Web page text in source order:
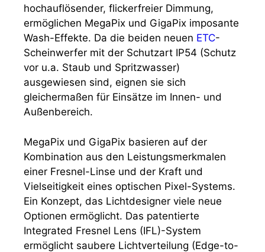
hochauflösender, flickerfreier Dimmung,
ermöglichen MegaPix und GigaPix imposante
Wash-Effekte. Da die beiden neuen ETC-
Scheinwerfer mit der Schutzart IP54 (Schutz
vor u.a. Staub und Spritzwasser)
ausgewiesen sind, eignen sie sich
gleichermaßen für Einsätze im Innen- und
Außenbereich.
MegaPix und GigaPix basieren auf der
Kombination aus den Leistungsmerkmalen
einer Fresnel-Linse und der Kraft und
Vielseitigkeit eines optischen Pixel-Systems.
Ein Konzept, das Lichtdesigner viele neue
Optionen ermöglicht. Das patentierte
Integrated Fresnel Lens (IFL)-System
ermöglicht saubere Lichtverteilung (Edge-to-